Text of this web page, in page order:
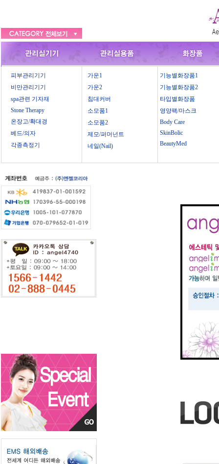
피부관리기기
비만관리기기
spa관련 기자재
Stone Therapy
온장고/확대경
베드/의자
각종측정기
가운1
가운2
침대커버
소모품1
소모품2
제모/퍼머넌트
네일(Nail)
기능별화장품1
기능별화장품2
타입별화장품
영양팩/마스크
Body Care
SkinBolic
BeautyMed